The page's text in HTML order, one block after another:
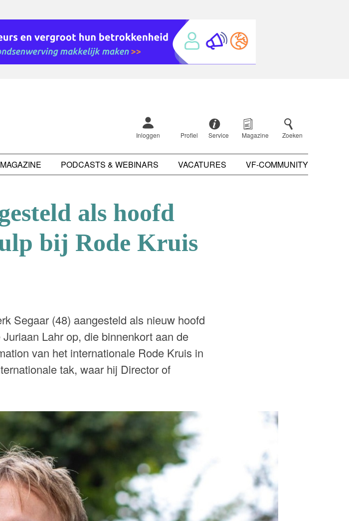
Inloggen Profiel Service Magazine Zoeken
MAGAZINE PODCASTS & WEBINARS VACATURES VF-COMMUNITY
als hoofd
bij Rode Kruis
Segaar (48) aangesteld als nieuw hoofd
Lahr op, die binnenkort aan de
van het internationale Rode Kruis in
tak, waar hij Director of